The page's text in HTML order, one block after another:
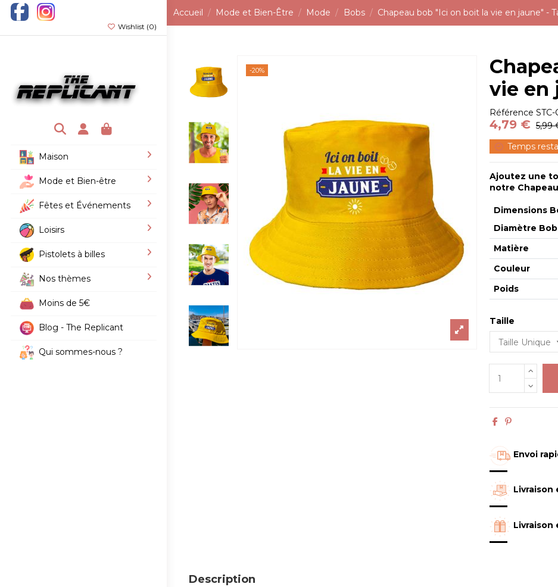
Wishlist (0)
Maison
Mode et Bien-être
Fêtes et Événements
Loisirs
Pistolets à billes
Nos thèmes
Moins de 5€
Blog - The Replicant
Qui sommes-nous ?
Accueil Mode et Bien-Être Mode Bobs Chapeau bob "Ici on boit la vie en jaune" -
-20%
vie en
Référence
4,79 € 5,99
Temps
Ajoutez une
notre
Dimensions
Diamètre
Matière
Couleur
Poids
Taille
Envoi
Livraison
Description